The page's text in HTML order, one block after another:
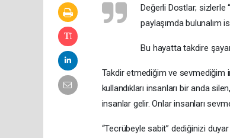
Değerli Dostlar; sizlerle
paylaşımda bulunalım
Bu hayatta takdire
Takdir etmediğim ve sevmediğim
kullandıkları insanları bir anda
insanlar gelir. Onlar insanları
“Tecrübeyle sabit” dediğinizi